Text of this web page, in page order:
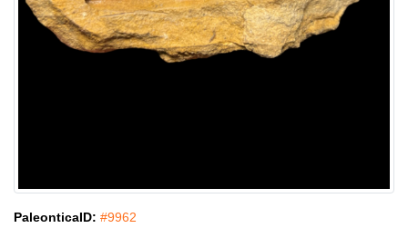
PaleonticaID: #9962